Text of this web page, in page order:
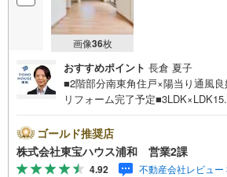
画像36枚
おすすめポイント 長倉 夏子
■2階部分南東角住戸×陽当り通風
リフォーム完了予定
マート歩6分お問合せでもれなく「
ント！営業時間:7:00～22:00（年中
はお電話でのお問い合わせがスム
ゴールド推奨店
株式会社東宝ハウス浦和 営業2課
4.92 不動産会社レビュー